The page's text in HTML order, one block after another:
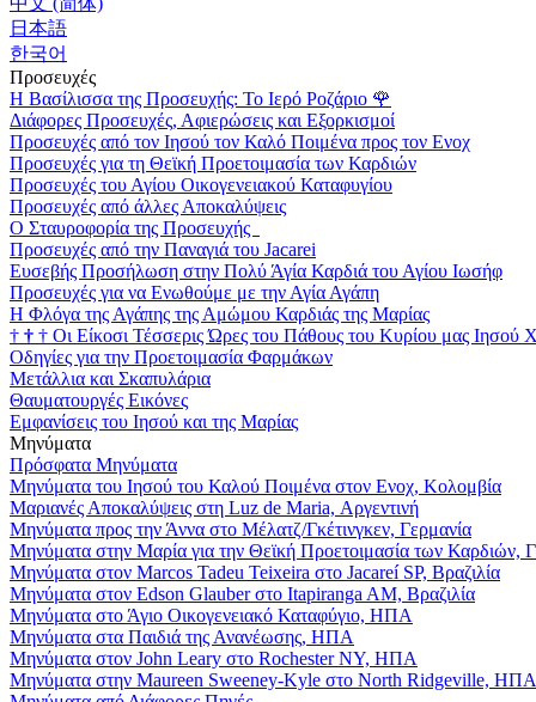
日本語
한국어
Προσευχές
Η Βασίλισσα της Προσευχής: Το Ιερό Ροζάριο 🌹
Διάφορες Προσευχές, Αφιερώσεις και Εξορκισμοί
Προσευχές από τον Ιησού τον Καλό Ποιμένα προς τον Ενοχ
Προσευχές για τη Θεϊκή Προετοιμασία των Καρδιών
Προσευχές του Αγίου Οικογενειακού Καταφυγίου
Προσευχές από άλλες Αποκαλύψεις
Ο Σταυροφορία της Προσευχής
Προσευχές από την Παναγιά του Jacarei
Ευσεβής Προσήλωση στην Πολύ Άγία Καρδιά του Αγίου Ιωσήφ
Προσευχές για να Ενωθούμε με την Αγία Αγάπη
Η Φλόγα της Αγάπης της Αμώμου Καρδιάς της Μαρίας
† † † Οι Είκοσι Τέσσερις Ώρες του Πάθους του Κυρίου μας Ιησού
Οδηγίες για την Προετοιμασία Φαρμάκων
Μετάλλια και Σκαπυλάρια
Θαυματουργές Εικόνες
Εμφανίσεις του Ιησού και της Μαρίας
Μηνύματα
Πρόσφατα Μηνύματα
Μηνύματα του Ιησού του Καλού Ποιμένα στον Ενοχ, Κολομβία
Μαριανές Αποκαλύψεις στη Luz de Maria, Αργεντινή
Μηνύματα προς την Άννα στο Μέλατζ/Γκέτινγκεν, Γερμανία
Μηνύματα στην Μαρία για την Θεϊκή Προετοιμασία των Καρδιών,
Μηνύματα στον Marcos Tadeu Teixeira στο Jacareí SP, Βραζιλία
Μηνύματα στον Edson Glauber στο Itapiranga AM, Βραζιλία
Μηνύματα στο Άγιο Οικογενειακό Καταφύγιο, ΗΠΑ
Μηνύματα στα Παιδιά της Ανανέωσης, ΗΠΑ
Μηνύματα στον John Leary στο Rochester NY, ΗΠΑ
Μηνύματα στην Maureen Sweeney-Kyle στο North Ridgeville, ΗΠΑ